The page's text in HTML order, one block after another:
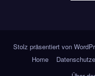
Stolz präsentiert von
Home